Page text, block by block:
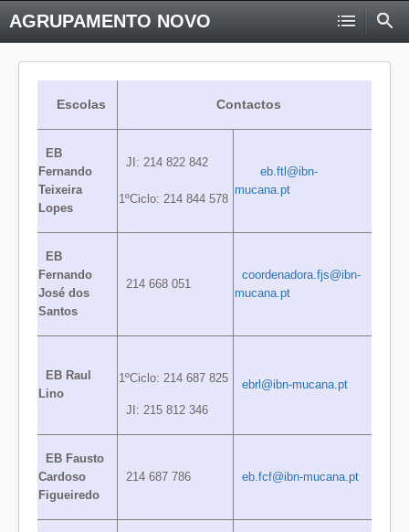
AGRUPAMENTO NOVO
Escolas Contactos
EB
Fernando
Teixeira
Lopes
JI: 214 822 842
1ºCiclo: 214 844 578
eb.ftl@ibn-
mucana.pt
EB
Fernando
José dos
Santos
214 668 051
coordenadora.fjs@ibn-
mucana.pt
EB Raul
Lino
1ºCiclo: 214 687 825
JI: 215 812 346
ebrl@ibn-mucana.pt
EB Fausto
Cardoso
Figueiredo
214 687 786 eb.fcf@ibn-mucana.pt